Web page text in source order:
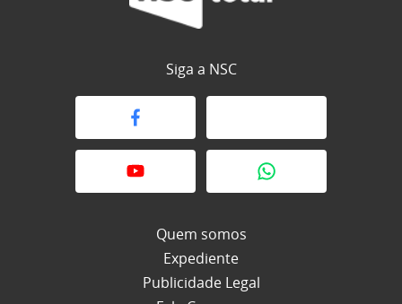
Siga a NSC
Quem somos
Expediente
Publicidade Legal